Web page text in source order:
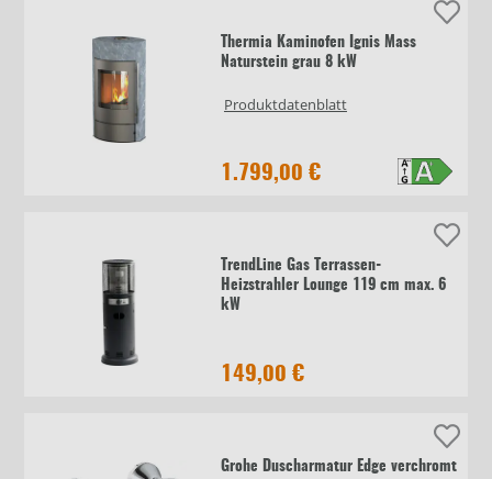
Thermia Kaminofen Ignis Mass
Naturstein grau 8 kW
Produktdatenblatt
1.799,00 €
TrendLine Gas Terrassen-
Heizstrahler Lounge 119 cm max. 6
kW
149,00 €
Grohe Duscharmatur Edge verchromt